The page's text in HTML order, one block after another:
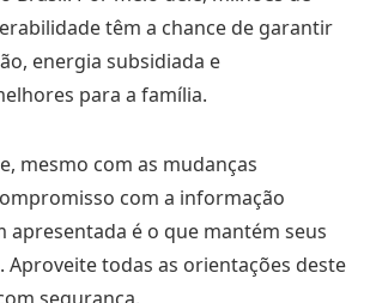
têm a chance de garantir
energia subsidiada e
para a família.
mesmo com as mudanças
com a informação
apresentada é o que mantém seus
Aproveite todas as orientações deste